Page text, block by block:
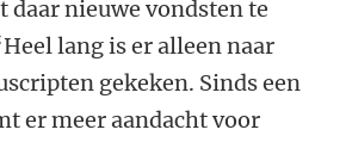
daar nieuwe vondsten te
lang is er alleen naar
gekeken. Sinds een
er meer aandacht voor